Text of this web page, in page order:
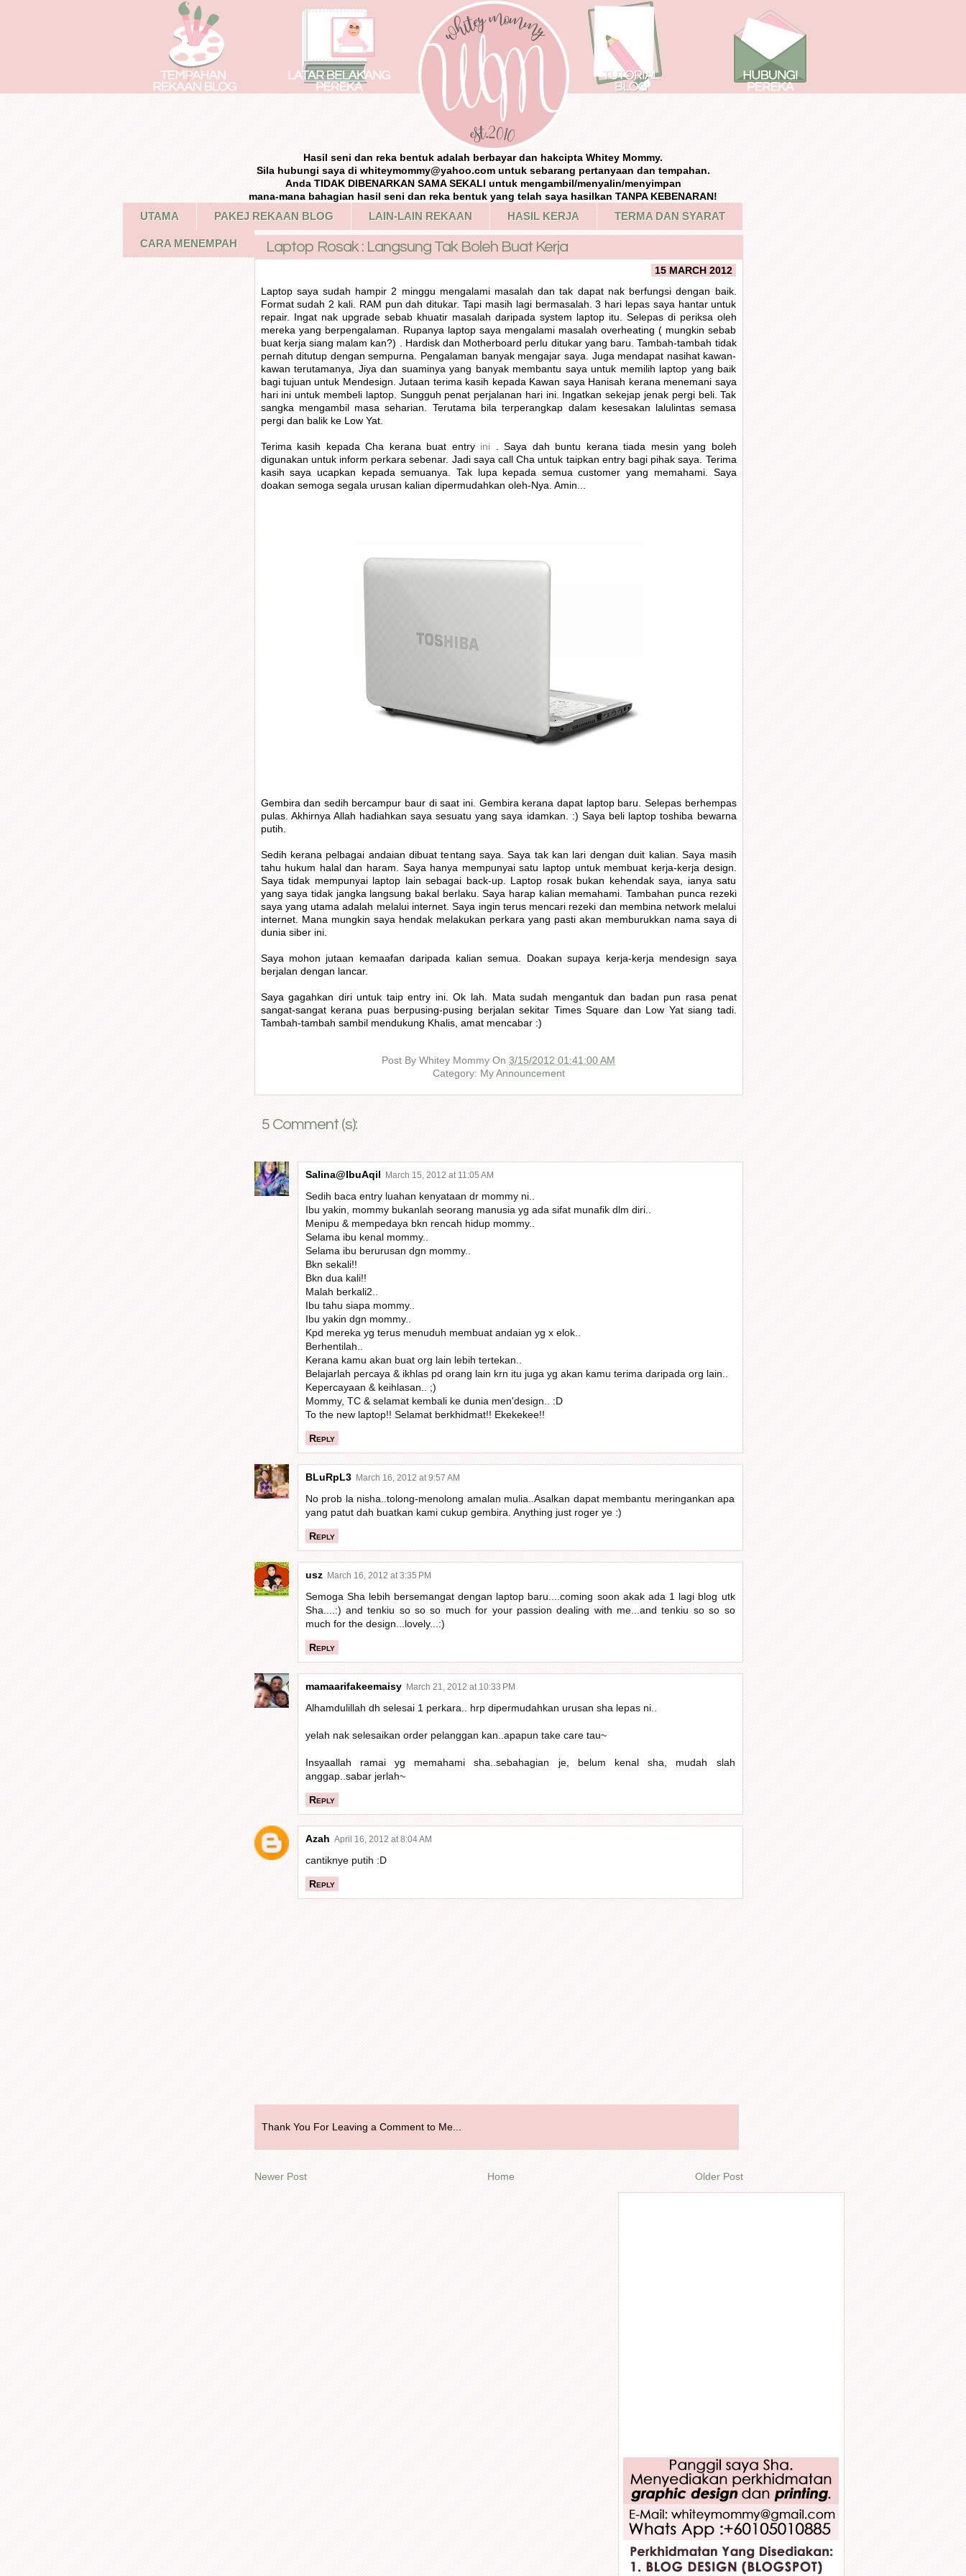
Hasil seni dan reka bentuk adalah berbayar dan hakcipta Whitey Mommy.
Sila hubungi saya di whiteymommy@yahoo.com untuk sebarang pertanyaan dan tempahan.
Anda TIDAK DIBENARKAN SAMA SEKALI untuk mengambil/menyalin/menyimpan
mana-mana bahagian hasil seni dan reka bentuk yang telah saya hasilkan TANPA KEBENARAN!
UTAMA PAKEJ REKAAN BLOG LAIN-LAIN REKAAN HASIL KERJA TERMA DAN SYARAT
CARA MENEMPAH
15 MARCH 2012
Laptop Rosak : Langsung Tak Boleh Buat Kerja
Laptop saya sudah hampir 2 minggu mengalami masalah dan tak dapat nak berfungsi dengan baik.
Format sudah 2 kali. RAM pun dah ditukar. Tapi masih lagi bermasalah. 3 hari lepas saya hantar untuk
repair. Ingat nak upgrade sebab khuatir masalah daripada system laptop itu. Selepas di periksa oleh
mereka yang berpengalaman. Rupanya laptop saya mengalami masalah overheating ( mungkin sebab
buat kerja siang malam kan?) . Hardisk dan Motherboard perlu ditukar yang baru. Tambah-tambah tidak
pernah ditutup dengan sempurna. Pengalaman banyak mengajar saya. Juga mendapat nasihat kawan-
kawan terutamanya, Jiya dan suaminya yang banyak membantu saya untuk memilih laptop yang baik
bagi tujuan untuk Mendesign. Jutaan terima kasih kepada Kawan saya Hanisah kerana menemani saya
hari ini untuk membeli laptop. Sungguh penat perjalanan hari ini. Ingatkan sekejap jenak pergi beli. Tak
sangka mengambil masa seharian. Terutama bila terperangkap dalam kesesakan lalulintas semasa
pergi dan balik ke Low Yat.
Terima kasih kepada Cha kerana buat entry ini . Saya dah buntu kerana tiada mesin yang boleh
digunakan untuk inform perkara sebenar. Jadi saya call Cha untuk taipkan entry bagi pihak saya. Terima
kasih saya ucapkan kepada semuanya. Tak lupa kepada semua customer yang memahami. Saya
doakan semoga segala urusan kalian dipermudahkan oleh-Nya. Amin...
Gembira dan sedih bercampur baur di saat ini. Gembira kerana dapat laptop baru. Selepas berhempas
pulas. Akhirnya Allah hadiahkan saya sesuatu yang saya idamkan. :) Saya beli laptop toshiba bewarna
putih.
Sedih kerana pelbagai andaian dibuat tentang saya. Saya tak kan lari dengan duit kalian. Saya masih
tahu hukum halal dan haram. Saya hanya mempunyai satu laptop untuk membuat kerja-kerja design.
Saya tidak mempunyai laptop lain sebagai back-up. Laptop rosak bukan kehendak saya, ianya satu
yang saya tidak jangka langsung bakal berlaku. Saya harap kalian memahami. Tambahan punca rezeki
saya yang utama adalah melalui internet. Saya ingin terus mencari rezeki dan membina network melalui
internet. Mana mungkin saya hendak melakukan perkara yang pasti akan memburukkan nama saya di
dunia siber ini.
Saya mohon jutaan kemaafan daripada kalian semua. Doakan supaya kerja-kerja mendesign saya
berjalan dengan lancar.
Saya gagahkan diri untuk taip entry ini. Ok lah. Mata sudah mengantuk dan badan pun rasa penat
sangat-sangat kerana puas berpusing-pusing berjalan sekitar Times Square dan Low Yat siang tadi.
Tambah-tambah sambil mendukung Khalis, amat mencabar :)
Post By Whitey Mommy On 3/15/2012 01:41:00 AM
Category: My Announcement
5 Comment (s):
Salina@IbuAqil March 15, 2012 at 11:05 AM
Sedih baca entry luahan kenyataan dr mommy ni..
Ibu yakin, mommy bukanlah seorang manusia yg ada sifat munafik dlm diri..
Menipu & mempedaya bkn rencah hidup mommy..
Selama ibu kenal mommy..
Selama ibu berurusan dgn mommy..
Bkn sekali!!
Bkn dua kali!!
Malah berkali2..
Ibu tahu siapa mommy..
Ibu yakin dgn mommy..
Kpd mereka yg terus menuduh membuat andaian yg x elok..
Berhentilah..
Kerana kamu akan buat org lain lebih tertekan..
Belajarlah percaya & ikhlas pd orang lain krn itu juga yg akan kamu terima daripada org lain..
Kepercayaan & keihlasan.. ;)
Mommy, TC & selamat kembali ke dunia men'design.. :D
To the new laptop!! Selamat berkhidmat!! Ekekekee!!
Reply
BLuRpL3 March 16, 2012 at 9:57 AM
No prob la nisha..tolong-menolong amalan mulia..Asalkan dapat membantu meringankan apa
yang patut dah buatkan kami cukup gembira. Anything just roger ye :)
Reply
usz March 16, 2012 at 3:35 PM
Semoga Sha lebih bersemangat dengan laptop baru....coming soon akak ada 1 lagi blog utk
Sha....:) and tenkiu so so so much for your passion dealing with me...and tenkiu so so so
much for the design...lovely...:)
Reply
mamaarifakeemaisy March 21, 2012 at 10:33 PM
Alhamdulillah dh selesai 1 perkara.. hrp dipermudahkan urusan sha lepas ni..
yelah nak selesaikan order pelanggan kan..apapun take care tau~
Insyaallah ramai yg memahami sha..sebahagian je, belum kenal sha, mudah slah
anggap..sabar jerlah~
Reply
Azah April 16, 2012 at 8:04 AM
cantiknye putih :D
Reply
Thank You For Leaving a Comment to Me...
Newer Post Older Post
Home